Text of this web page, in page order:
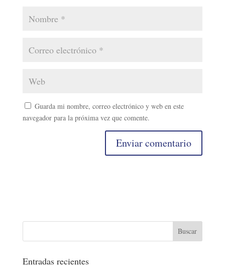
Guarda mi nombre, correo electrónico y web en este
navegador para la próxima vez que comente.
Entradas recientes